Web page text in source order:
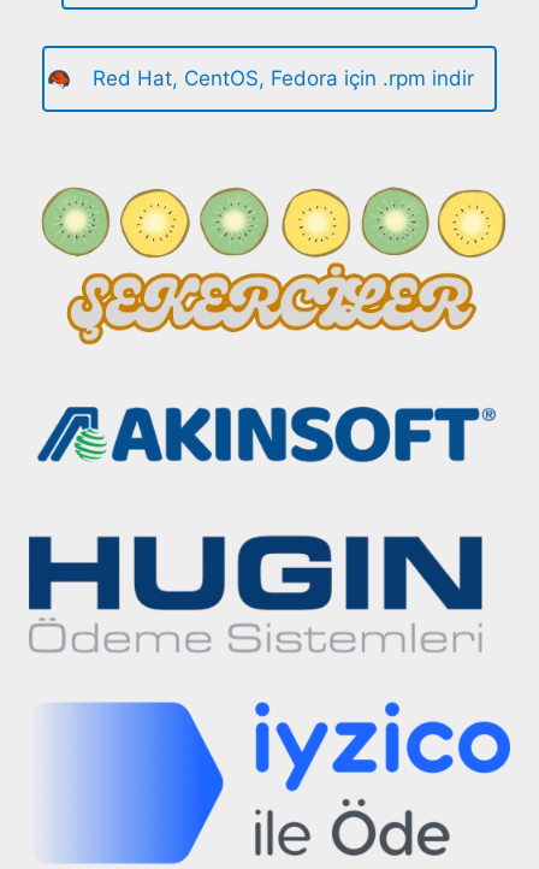
Red Hat, CentOS, Fedora için .rpm indir